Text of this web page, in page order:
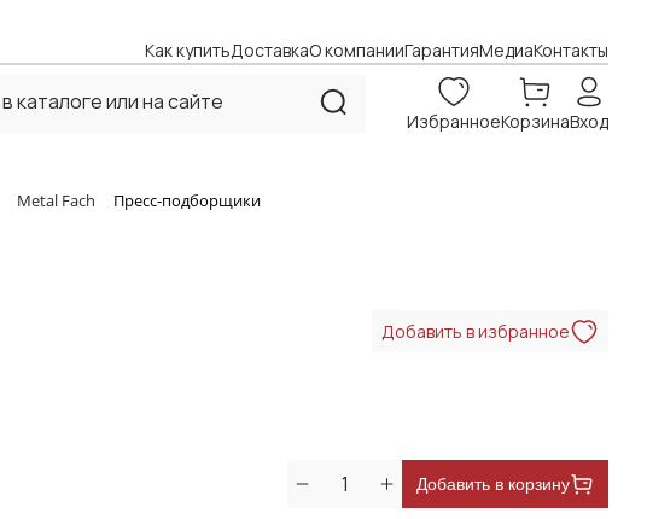
Как купитьДоставкаО компанииГарантияМедиаКонтакты
ИзбранноеКорзинаВход
Metal Fach Пресс-подборщики
Добавить в избранное
Добавить в корзину